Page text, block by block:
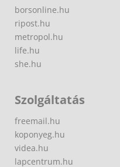
borsonline.hu
ripost.hu
metropol.hu
life.hu
she.hu
Szolgáltatás
freemail.hu
koponyeg.hu
videa.hu
lapcentrum.hu